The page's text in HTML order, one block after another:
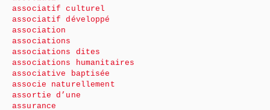
associatif culturel
associatif développé
association
associations
associations dites
associations humanitaires
associative baptisée
associe naturellement
assortie d’une
assurance